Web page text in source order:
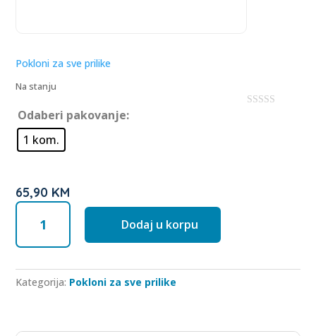
Pokloni za sve prilike
Na stanju
Odaberi pakovanje:
1 kom.
65,90 KM
Poklon
SHINE
Box
plus
količina
Dodaj u korpu
Kategorija: Pokloni za sve prilike